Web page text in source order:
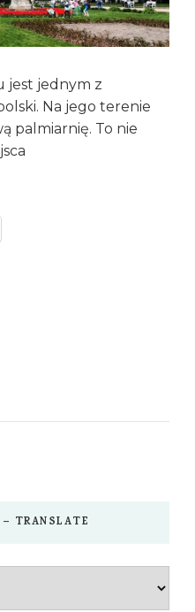
jest jednym z
Na jego terenie
palmiarnię. To nie
TRANSLATE